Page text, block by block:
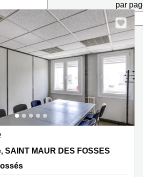
par
SAINT MAUR DES FOSSES, Saint-
SAINT MAUR DES FOSSES